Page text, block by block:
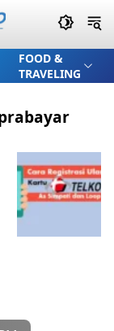
FOOD &
TRAVELING